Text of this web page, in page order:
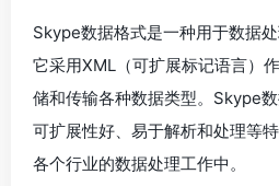
Skype数据格式是一种用于数据处
它采用XML（可扩展标记语言）
储和传输各种数据类型。Skype数
可扩展性好、易于解析和处理等
各个行业的数据处理工作中。